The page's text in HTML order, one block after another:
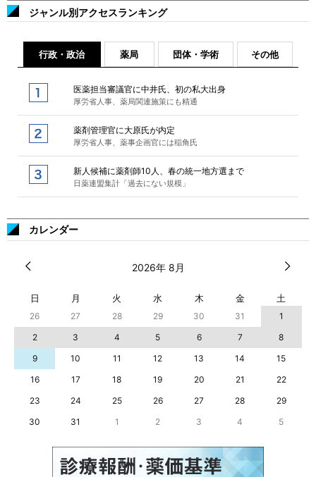
ジャンル別アクセスランキング
行政・政治 薬局 団体・学術 その他
医薬担当審議官に中井氏、初の私大出身
厚労省人事、薬局関連施策にも精通
薬剤管理官に大原氏が内定
厚労省人事、薬事企画官には稲角氏
新人候補に薬剤師10人、春の統一地方選まで
日薬連盟集計「過去にない規模」
カレンダー
2026年 8月
日 月 火 水 木 金 土
26 27 28 29 30 31
1
2
3 4 5 6 7
8
9
10 11 12 13 14
15
16
17 18 19 20 21
22
23
24 25 26 27 28
29
30
31 1 2 3 4 5